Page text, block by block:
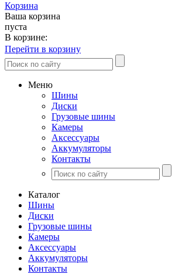
Корзина
Ваша корзина
пуста
В корзине:
Перейти в корзину
Меню
Шины
Диски
Грузовые шины
Камеры
Аксессуары
Аккумуляторы
Контакты
Каталог
Шины
Диски
Грузовые шины
Камеры
Аксессуары
Аккумуляторы
Контакты